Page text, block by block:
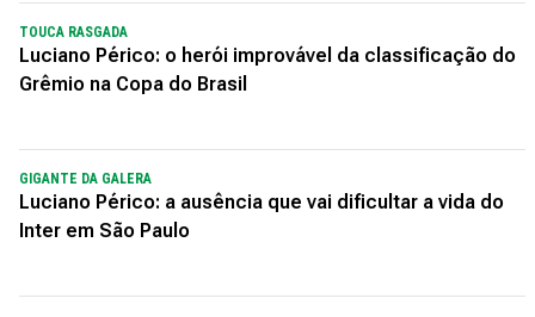
TOUCA RASGADA
Luciano Périco: o herói improvável da classificação do
Grêmio na Copa do Brasil
GIGANTE DA GALERA
Luciano Périco: a ausência que vai dificultar a vida do
Inter em São Paulo